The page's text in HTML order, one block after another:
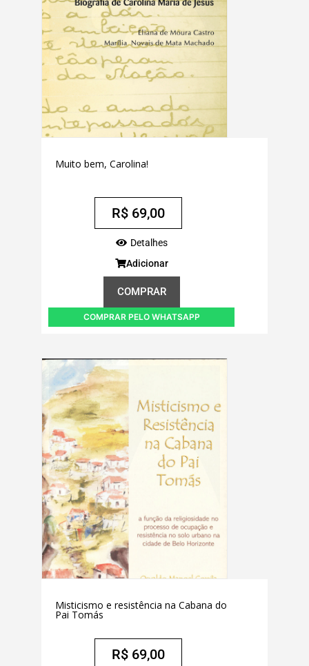
Muito bem, Carolina!
R$69,00
Detalhes
Adicionar
COMPRAR
COMPRAR PELO WHATSAPP
Misticismo e resistência na Cabana do
Pai Tomás
R$69,00